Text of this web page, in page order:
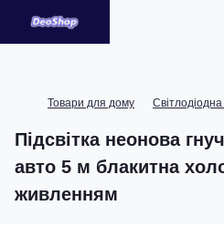
Товари для дому Світлодіодна
Підсвітка неонова
авто 5 м блакитна
живленням